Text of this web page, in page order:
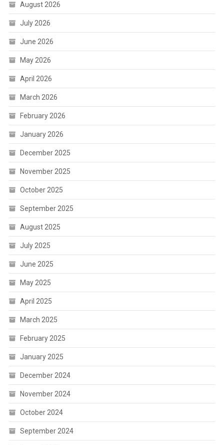
August 2026
July 2026
June 2026
May 2026
April 2026
March 2026
February 2026
January 2026
December 2025
November 2025
October 2025
September 2025
August 2025
July 2025
June 2025
May 2025
April 2025
March 2025
February 2025
January 2025
December 2024
November 2024
October 2024
September 2024